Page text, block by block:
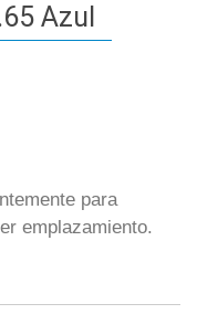
Azul
para
emplazamiento.